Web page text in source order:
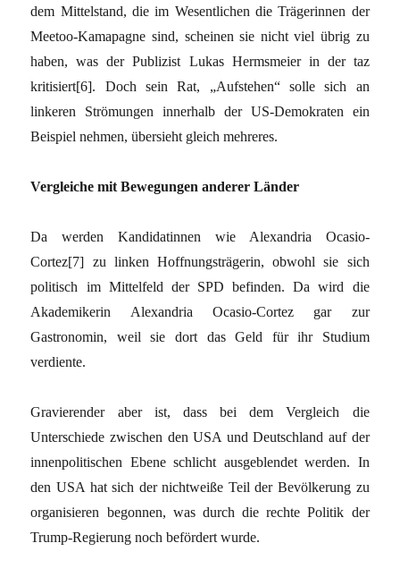
dem Mittelstand, die im Wesentlichen die Trägerinnen der
Meetoo-Kamapagne sind, scheinen sie nicht viel übrig zu
haben, was der Publizist Lukas Hermsmeier in der taz
kritisiert[6]. Doch sein Rat, „Aufstehen“ solle sich an
linkeren Strömungen innerhalb der US-Demokraten ein
Beispiel nehmen, übersieht gleich mehreres.
Vergleiche mit Bewegungen anderer Länder
Da werden Kandidatinnen wie Alexandria Ocasio-
Cortez[7] zu linken Hoffnungsträgerin, obwohl sie sich
politisch im Mittelfeld der SPD befinden. Da wird die
Akademikerin Alexandria Ocasio-Cortez gar zur
Gastronomin, weil sie dort das Geld für ihr Studium
verdiente.
Gravierender aber ist, dass bei dem Vergleich die
Unterschiede zwischen den USA und Deutschland auf der
innenpolitischen Ebene schlicht ausgeblendet werden. In
den USA hat sich der nichtweiße Teil der Bevölkerung zu
organisieren begonnen, was durch die rechte Politik der
Trump-Regierung noch befördert wurde.